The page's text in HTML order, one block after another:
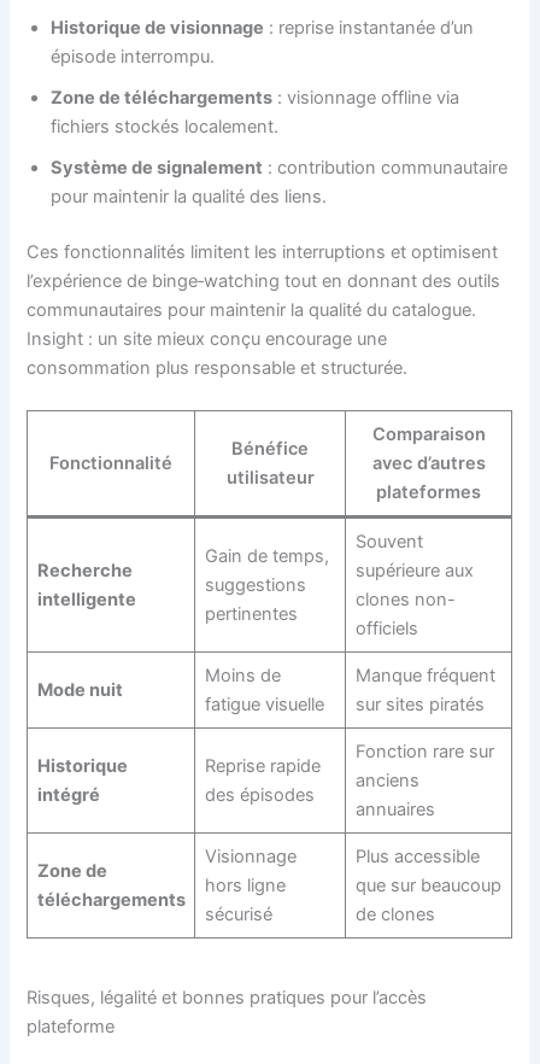
Historique de visionnage : reprise instantanée d’un
épisode interrompu.
Zone de téléchargements : visionnage offline via
fichiers stockés localement.
Système de signalement : contribution communautaire
pour maintenir la qualité des liens.
Ces fonctionnalités limitent les interruptions et optimisent
l’expérience de binge‑watching tout en donnant des outils
communautaires pour maintenir la qualité du catalogue.
Insight : un site mieux conçu encourage une
consommation plus responsable et structurée.
Fonctionnalité
Bénéfice
utilisateur
Comparaison
avec d’autres
plateformes
Recherche
intelligente
Gain de temps,
suggestions
pertinentes
Souvent
supérieure aux
clones non-
officiels
Mode nuit
Moins de
fatigue visuelle
Manque fréquent
sur sites piratés
Historique
intégré
Reprise rapide
des épisodes
Fonction rare sur
anciens
annuaires
Zone de
téléchargements
Visionnage
hors ligne
sécurisé
Plus accessible
que sur beaucoup
de clones
Risques, légalité et bonnes pratiques pour l’accès
plateforme